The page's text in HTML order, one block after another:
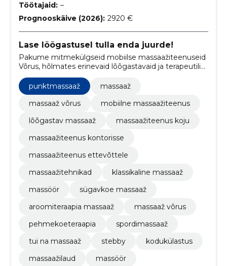
Töötajaid: –
Prognooskäive (2026): 2920 €
Lase lõõgastusel tulla enda juurde!
Pakume mitmekülgseid mobiilse massaažiteenuseid
Võrus, hõlmates erinevaid lõõgastavaid ja terapeutilisi
massaažitehnikaid, et tuua klientideni sügav
lõõgastus ja heaolu otse nende valitud asukohta.
punktmassaaž
massaaž
massaaž võrus
mobiilne massaažiteenus
lõõgastav massaaž
massaažiteenus koju
massaažiteenus kontorisse
massaažiteenus ettevõttele
massaažitehnikad
klassikaline massaaž
massöör
sügavkoe massaaž
aroomiteraapia massaaž
massaaž võrus
pehmekoeteraapia
spordimassaaž
tui na massaaž
stebby
kodukülastus
massaažilaud
massöör